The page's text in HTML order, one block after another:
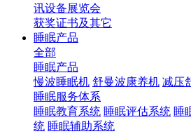
讯设备展览会
获奖证书及其它
睡眠产品
全部
睡眠产品
慢波睡眠机 舒曼波康养机 减压
睡眠服务体系
睡眠教育系统 睡眠评估系统 睡
统 睡眠辅助系统